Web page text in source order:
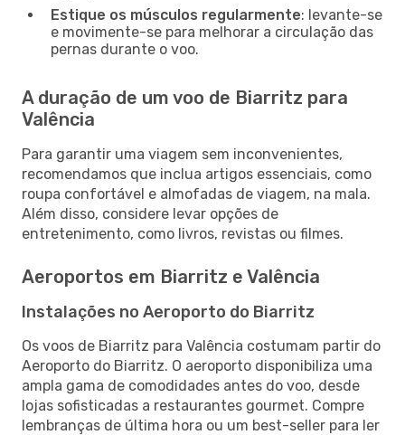
Estique os músculos regularmente: levante-se
e movimente-se para melhorar a circulação das
pernas durante o voo.
A duração de um voo de Biarritz para
Valência
Para garantir uma viagem sem inconvenientes,
recomendamos que inclua artigos essenciais, como
roupa confortável e almofadas de viagem, na mala.
Além disso, considere levar opções de
entretenimento, como livros, revistas ou filmes.
Aeroportos em Biarritz e Valência
Instalações no Aeroporto do Biarritz
Os voos de Biarritz para Valência costumam partir do
Aeroporto do Biarritz. O aeroporto disponibiliza uma
ampla gama de comodidades antes do voo, desde
lojas sofisticadas a restaurantes gourmet. Compre
lembranças de última hora ou um best-seller para ler